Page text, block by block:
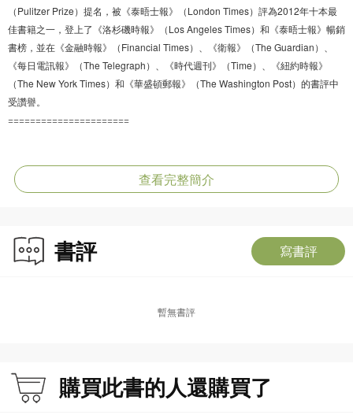
（Pulitzer Prize）提名，被《泰晤士報》（London Times）評為2012年十本最
佳書籍之一，登上了《洛杉磯時報》（Los Angeles Times）和《泰晤士報》暢銷
書榜，並在《金融時報》（Financial Times）、《衛報》（The Guardian）、
《每日電訊報》（The Telegraph）、《時代週刊》（Time）、《紐約時報》
（The New York Times）和《華盛頓郵報》（The Washington Post）的書評中
受讚譽。
======================
球人一樣，好似我們的朋友，但有時卻又像個謎團，望不到、觸及不了。這就對
了。」——美國《紐約時報》
「班納對夢露進行了有條不紊的剖析，並在不值得給予夢露讚美時拒絕用褒義詞
查看完整簡介
書評 寫書評
暫無書評
購買此書的人還購買了